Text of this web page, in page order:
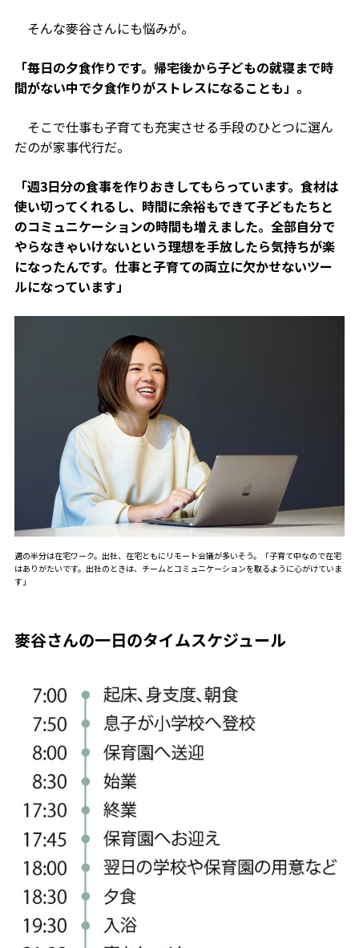
そんな麥谷さんにも悩みが。
「毎日の夕食作りです。帰宅後から子どもの就寝まで時
間がない中で夕食作りがストレスになることも」。
そこで仕事も子育ても充実させる手段のひとつに選ん
だのが家事代行だ。
「週3日分の食事を作りおきしてもらっています。食材は
使い切ってくれるし、時間に余裕もできて子どもたちと
のコミュニケーションの時間も増えました。全部自分で
やらなきゃいけないという理想を手放したら気持ちが楽
になったんです。仕事と子育ての両立に欠かせないツー
ルになっています」
週の半分は在宅ワーク。出社、在宅ともにリモート会議が多いそう。「子育て中なので在宅
はありがたいです。出社のときは、チームとコミュニケーションを取るように心がけていま
す」
麥谷さんの一日のタイムスケジュール